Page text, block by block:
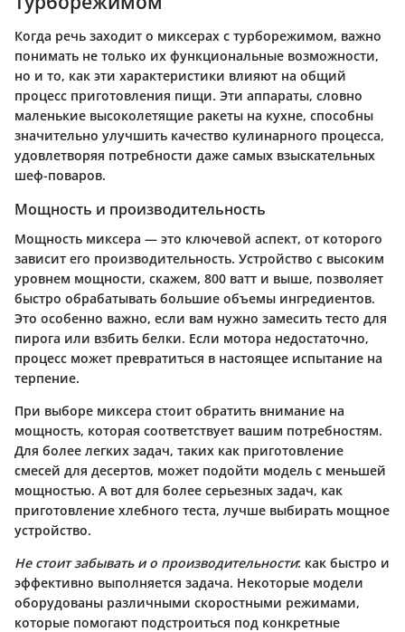
Когда речь заходит о миксерах с турборежимом, важно
понимать не только их функциональные возможности,
но и то, как эти характеристики влияют на общий
процесс приготовления пищи. Эти аппараты, словно
маленькие высоколетящие ракеты на кухне, способны
значительно улучшить качество кулинарного процесса,
удовлетворяя потребности даже самых взыскательных
шеф-поваров.
Мощность и производительность
Мощность миксера — это ключевой аспект, от которого
зависит его производительность. Устройство с высоким
уровнем мощности, скажем, 800 ватт и выше, позволяет
быстро обрабатывать большие объемы ингредиентов.
Это особенно важно, если вам нужно замесить тесто для
пирога или взбить белки. Если мотора недостаточно,
процесс может превратиться в настоящее испытание на
терпение.
При выборе миксера стоит обратить внимание на
мощность, которая соответствует вашим потребностям.
Для более легких задач, таких как приготовление
смесей для десертов, может подойти модель с меньшей
мощностью. А вот для более серьезных задач, как
приготовление хлебного теста, лучше выбирать мощное
устройство.
Не стоит забывать и о производительности: как быстро и
эффективно выполняется задача. Некоторые модели
оборудованы различными скоростными режимами,
которые помогают подстроиться под конкретные